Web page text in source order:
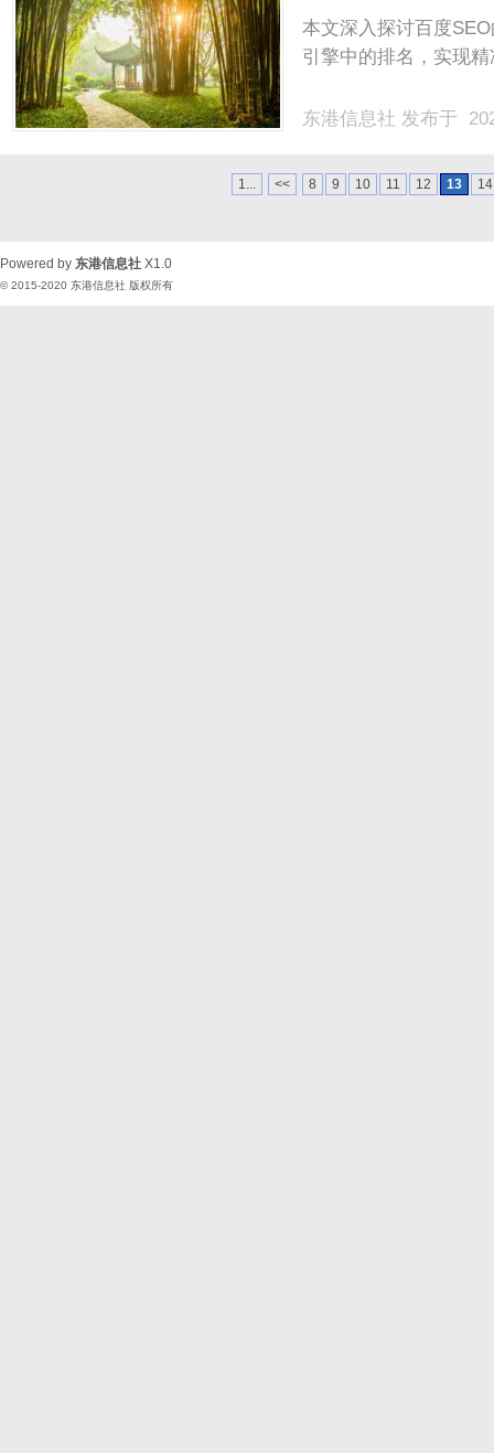
本文深入探讨百度
引擎中的排名，实现
东港信息社 发布于
1... << 8 9 10 11 12 13 14
Powered by 东港信息社 X1.0
© 2015-2020 东港信息社 版权所有